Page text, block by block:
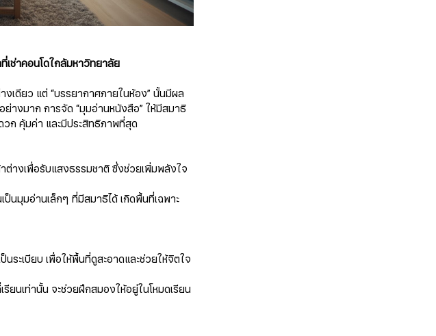
เช่าคอนโดใกล้มหาวิทยาลัย
ดียว แต่ “บรรยากาศภายในห้อง” นั้นมีผล
างมาก การจัด “มุมอ่านหนังสือ” ให้มีสมาธิ
วก คุ้มค่า และมีประสิทธิภาพที่สุด
ต่างเพื่อรับแสงธรรมชาติ ซึ่งช่วยเพิ่มพลังใจ
นมุมอ่านเล็กๆ ที่มีสมาธิได้ เกิดพื้นที่เฉพาะ
ะเบียบ เพื่อให้พื้นที่ดูสะอาดและช่วยให้จิตใจ
ยนเท่านั้น จะช่วยฝึกสมองให้อยู่ในโหมดเรียน